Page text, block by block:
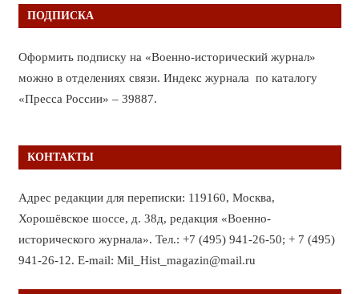
ПОДПИСКА
Оформить подписку на «Военно-исторический журнал»
можно в отделениях связи. Индекс журнала по каталогу
«Пресса России» – 39887.
КОНТАКТЫ
Адрес редакции для переписки: 119160, Москва,
Хорошёвское шоссе, д. 38д, редакция «Военно-
исторического журнала». Тел.: +7 (495) 941-26-50; + 7 (495)
941-26-12. E-mail: Mil_Hist_magazin@mail.ru